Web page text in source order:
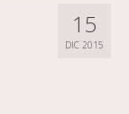
15
DIC 2015